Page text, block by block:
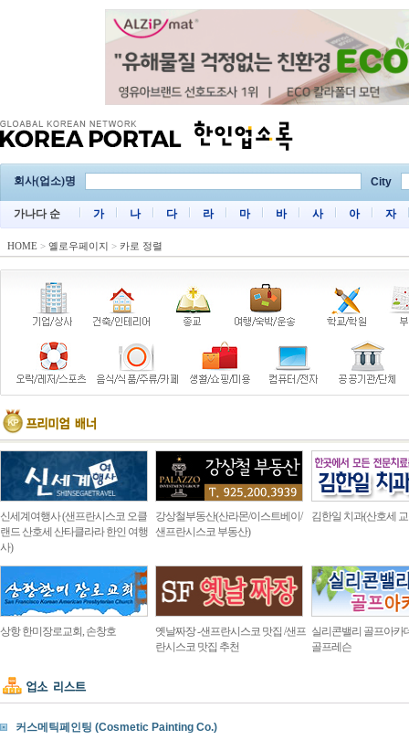
회사(업소)명 City
가나다 순 가 나 다 라 마 바 사 아 자
HOME > 옐로우페이지 > 카로 정렬
신세계여행사 (샌프란시스코 오클
랜드 산호세 산타클라라 한인 여행
사)
강상철부동산(산라몬/이스트베이/
샌프란시스코 부동산)
김한일 치과(산호세
상항 한미장로교회, 손창호
옛날짜장 -샌프란시스코 맛집 /샌프
란시스코 맛집 추천
실리콘밸리 골프아카
골프레슨
커스메틱페인팅 (Cosmetic Painting Co.)